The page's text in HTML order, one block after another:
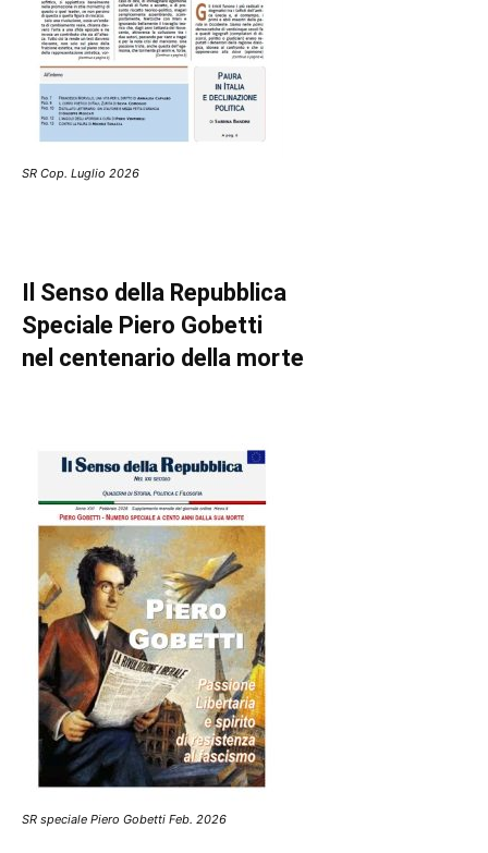
SR Cop. Luglio 2026
Il Senso della Repubblica
Speciale Piero Gobetti
nel centenario della morte
SR speciale Piero Gobetti Feb. 2026